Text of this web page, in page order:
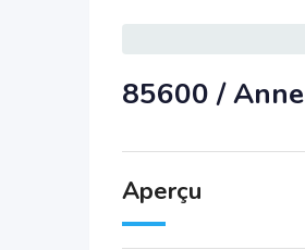
85600 /
Aperçu